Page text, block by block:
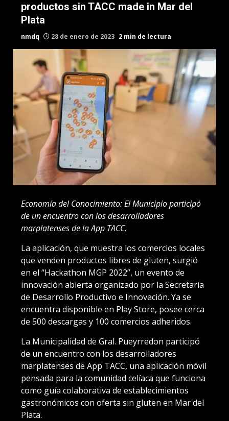
productos sin TACC made in Mar del
Plata
nmdq 28 de enero de 2023 2 min de lectura
Economía del Conocimiento: El Municipio participó
de un encuentro con los desarrolladores
marplatenses de la App TACC.
La aplicación, que muestra los comercios locales
que venden productos libres de gluten, surgió
en el “Hackathon MGP 2022”, un evento de
innovación abierta organizado por la Secretaría
de Desarrollo Productivo e Innovación. Ya se
encuentra disponible en Play Store, posee cerca
de 500 descargas y 100 comercios adheridos.
La Municipalidad de Gral. Pueyrredon participó
de un encuentro con los desarrolladores
marplatenses de App TACC, una aplicación móvil
pensada para la comunidad celíaca que funciona
como guía colaborativa de establecimientos
gastronómicos con oferta sin gluten en Mar del
Plata.